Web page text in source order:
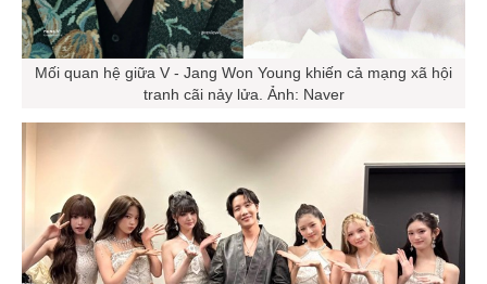
Mối quan hệ giữa V - Jang Won Young khiến cả mạng xã hội
tranh cãi nảy lửa. Ảnh: Naver